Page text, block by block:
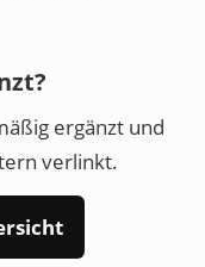
ergänzt und
verlinkt.